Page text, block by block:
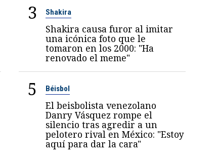
3 Shakira
Shakira causa furor al imitar
una icónica foto que le
tomaron en los 2000: "Ha
renovado el meme"
5 Béisbol
El beisbolista venezolano
Danry Vásquez rompe el
silencio tras agredir a un
pelotero rival en México: "Estoy
aquí para dar la cara"